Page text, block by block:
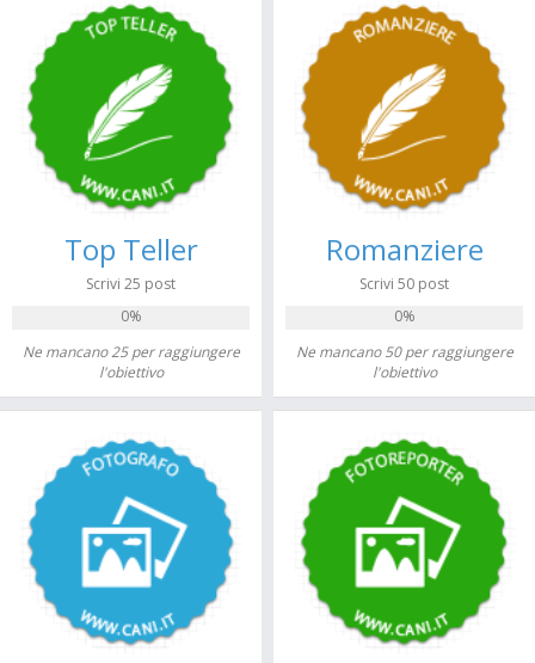
Top Teller
Scrivi 25 post
0%
Ne mancano 25 per raggiungere
l'obiettivo
Romanziere
Scrivi 50 post
0%
Ne mancano 50 per raggiungere
l'obiettivo